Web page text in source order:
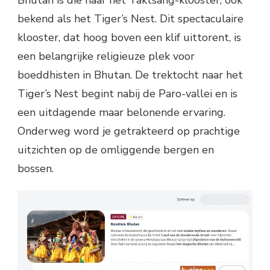
bekend als het Tiger’s Nest. Dit spectaculaire
klooster, dat hoog boven een klif uittorent, is
een belangrijke religieuze plek voor
boeddhisten in Bhutan. De trektocht naar het
Tiger’s Nest begint nabij de Paro-vallei en is
een uitdagende maar belonende ervaring.
Onderweg word je getrakteerd op prachtige
uitzichten op de omliggende bergen en
bossen.